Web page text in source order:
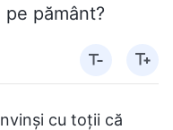
pământ?
cu toţii că